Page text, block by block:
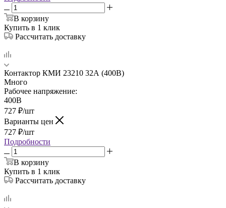
В корзину
Купить в 1 клик
Рассчитать доставку
Контактор КМИ 23210 32А (400В)
Много
Рабочее напряжение:
400В
727 ₽/шт
Варианты цен
727 ₽/шт
Подробности
В корзину
Купить в 1 клик
Рассчитать доставку